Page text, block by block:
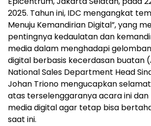
2025. Tahun ini, IDC mengangkat
Menuju Kemandirian Digital”, yang
pentingnya kedaulatan dan
media dalam menghadapi
digital berbasis kecerdasan buatan
National Sales Department Head
Johan Triono mengucapkan
atas terselenggaranya acara ini dan
media digital agar tetap bisa
saat ini.